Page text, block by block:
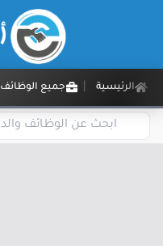
الرئيسية جميع الوظائف